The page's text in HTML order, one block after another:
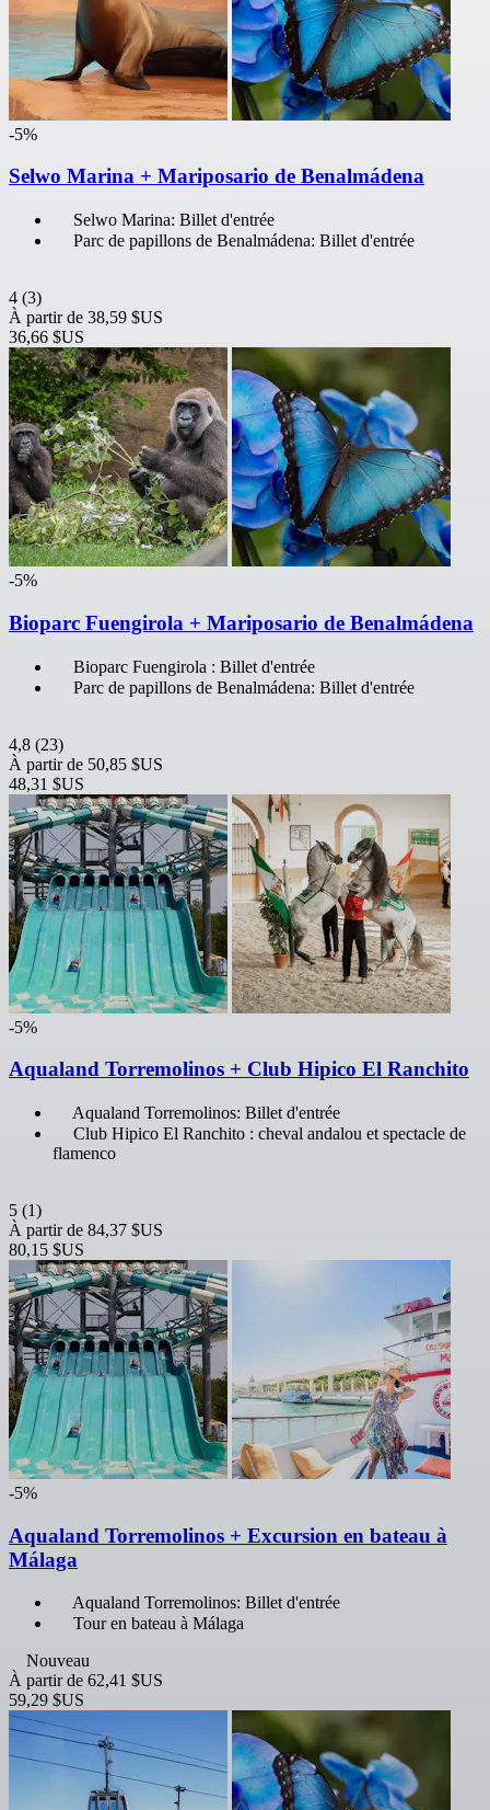
-5%
Selwo Marina + Mariposario de Benalmádena
Selwo Marina: Billet d'entrée
Parc de papillons de Benalmádena: Billet d'entrée
4 (3)
À partir de 38,59 $US
36,66 $US
-5%
Bioparc Fuengirola + Mariposario de Benalmádena
Bioparc Fuengirola : Billet d'entrée
Parc de papillons de Benalmádena: Billet d'entrée
4,8 (23)
À partir de 50,85 $US
48,31 $US
-5%
Aqualand Torremolinos + Club Hipico El Ranchito
Aqualand Torremolinos: Billet d'entrée
Club Hipico El Ranchito : cheval andalou et spectacle de
flamenco
5 (1)
À partir de 84,37 $US
80,15 $US
-5%
Aqualand Torremolinos + Excursion en bateau à
Málaga
Aqualand Torremolinos: Billet d'entrée
Tour en bateau à Málaga
Nouveau
À partir de 62,41 $US
59,29 $US